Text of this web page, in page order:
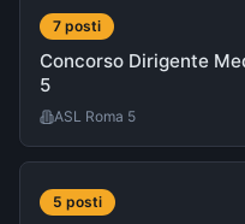
7 posti
Concorso Dirigente
5
ASL Roma 5
5 posti